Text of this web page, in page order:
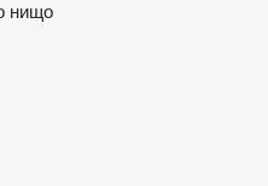
нищо